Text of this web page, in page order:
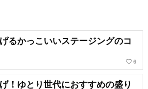
るかっこいいステージングのコ
favorite_border 6
！ゆとり世代におすすめの盛り